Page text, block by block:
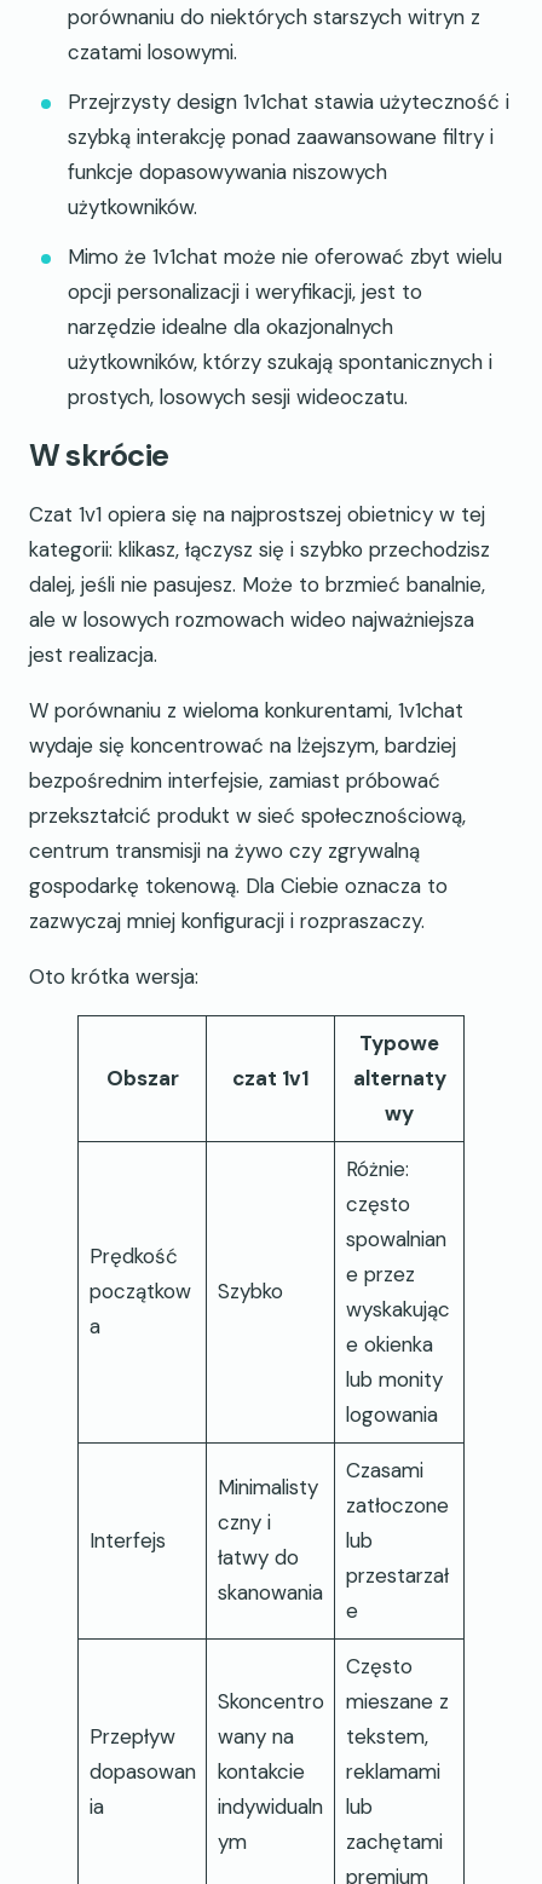
porównaniu do niektórych starszych witryn z
czatami losowymi.
Przejrzysty design 1v1chat stawia użyteczność i
szybką interakcję ponad zaawansowane filtry i
funkcje dopasowywania niszowych
użytkowników.
Mimo że 1v1chat może nie oferować zbyt wielu
opcji personalizacji i weryfikacji, jest to
narzędzie idealne dla okazjonalnych
użytkowników, którzy szukają spontanicznych i
prostych, losowych sesji wideoczatu.
W skrócie
Czat 1v1 opiera się na najprostszej obietnicy w tej
kategorii: klikasz, łączysz się i szybko przechodzisz
dalej, jeśli nie pasujesz. Może to brzmieć banalnie,
ale w losowych rozmowach wideo najważniejsza
jest realizacja.
W porównaniu z wieloma konkurentami, 1v1chat
wydaje się koncentrować na lżejszym, bardziej
bezpośrednim interfejsie, zamiast próbować
przekształcić produkt w sieć społecznościową,
centrum transmisji na żywo czy zgrywalną
gospodarkę tokenową. Dla Ciebie oznacza to
zazwyczaj mniej konfiguracji i rozpraszaczy.
Oto krótka wersja:
Obszar czat 1v1
Typowe
alternaty
wy
Prędkość
początkow
a
Szybko
Różnie:
często
spowalnian
e przez
wyskakując
e okienka
lub monity
logowania
Interfejs
Minimalisty
czny i
łatwy do
skanowania
Czasami
zatłoczone
lub
przestarzał
e
Przepływ
dopasowan
ia
Skoncentro
wany na
kontakcie
indywidualn
ym
Często
mieszane z
tekstem,
reklamami
lub
zachętami
premium